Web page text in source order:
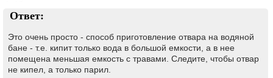
Ответ:
Это очень просто - способ приготовление отвара на водяной
бане - т.е. кипит только вода в большой емкости, а в нее
помещена меньшая емкость с травами. Следите, чтобы отвар
не кипел, а только парил.